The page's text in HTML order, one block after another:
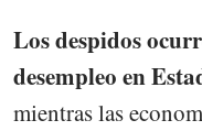
Los despidos
desempleo en
mientras las